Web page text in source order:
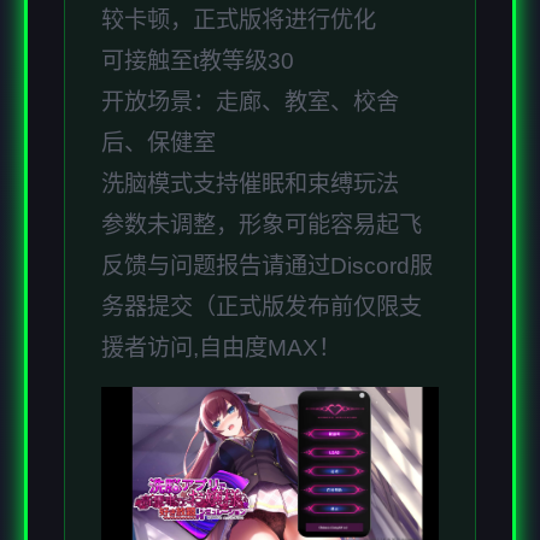
较卡顿，正式版将进行优化
可接触至t教等级30
开放场景：走廊、教室、校舍
后、保健室
洗脑模式支持催眠和束缚玩法
参数未调整，形象可能容易起飞
反馈与问题报告请通过Discord服
务器提交（正式版发布前仅限支
援者访问,自由度MAX！